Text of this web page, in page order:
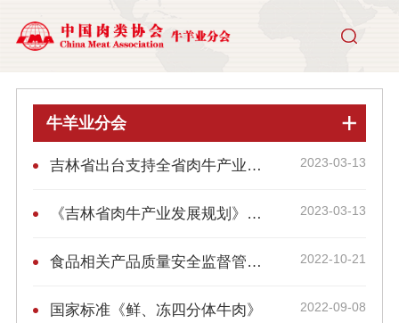
牛羊业分会
吉林省出台支持全省肉牛产业发展系列有关政策措施 2023-03-13
《吉林省肉牛产业发展规划》及《关于支持全省肉牛产业发展有关政策措施》 解读新闻发布会实录 2023-03-13
食品相关产品质量安全监督管理暂行办法 2022-10-21
国家标准《鲜、冻四分体牛肉》 2022-09-08